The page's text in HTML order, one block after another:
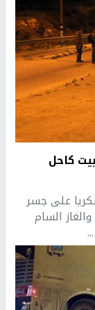
كاحل
على جسر
السام